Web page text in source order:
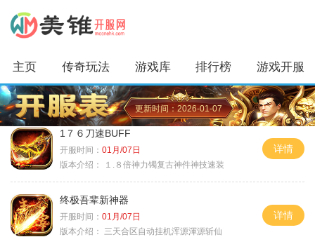
主页 传奇玩法 游戏库 排行榜 游戏开服
更新时间：2026-01-07
1７６刀速BUFF
开服时间： 01月/07日
版本介绍：
１.８倍神力镯复古神件神技速装
详情
终极吾辈新神器
开服时间： 01月/07日
版本介绍：
三天合区自动挂机浑源渾源斩仙
详情